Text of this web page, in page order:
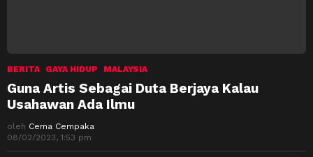
BERITA GAYA HIDUP MALAYSIA
Guna Artis Sebagai Duta Berjaya Kalau
Usahawan Ada Ilmu
oleh Cema Cempaka
08/02/2023, 1:53 pm